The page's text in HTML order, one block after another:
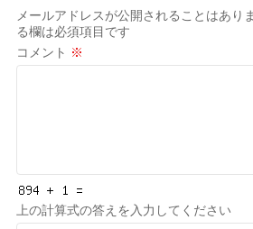
メールアドレスが公開されることはあり
る欄は必須項目です
コメント ※
上の計算式の答えを入力してください